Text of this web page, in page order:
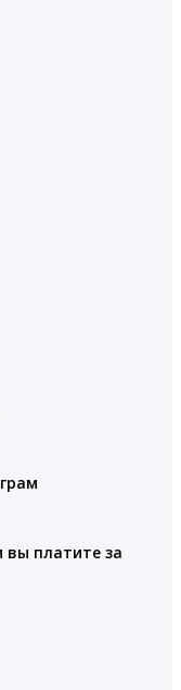
вы платите за